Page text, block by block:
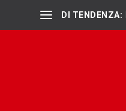
DI TENDENZA: